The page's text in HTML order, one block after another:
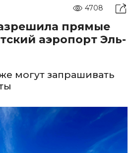
4708
прямые
аэропорт Эль-
могут запрашивать